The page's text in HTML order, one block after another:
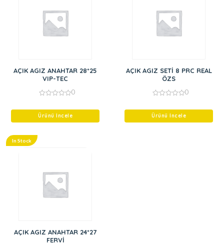
AÇIK AGIZ ANAHTAR 28*25
VIP-TEC
of
0
Ürünü İncele
AÇIK AGIZ SETİ 8 PRC REAL
ÖZS
of
0
Ürünü İncele
In Stock
AÇIK AGIZ ANAHTAR 24*27
FERVİ